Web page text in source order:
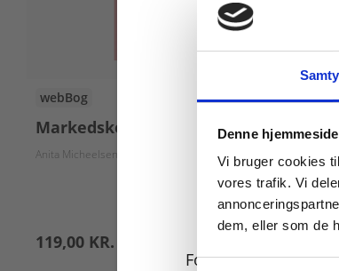
Denne
Vi bruger cookies
vores trafik. Vi
dem, eller som de
Samtykkevalg
webBog
Markedskommunikation C
Anita Micheelsen Jess Christiansen
119,00 KR.
Pris
Køb læremidler
For privatkunder og